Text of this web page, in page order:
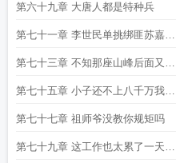
第六十九章 大唐人都是特种兵
第七十一章 李世民单挑绑匪苏嘉禾
摇人护驾
第七十三章 不知那座山峰后面又是
怎样风光
第七十五章 小子还不上八千万我取
你心肝脾肺 shuhaige net
第七十七章 祖师爷没教你规矩吗
第七十九章 这工作也太累了一天到